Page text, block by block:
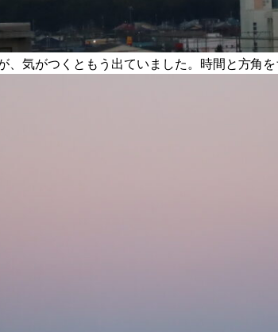
、気がつくともう出ていました。時間と方角